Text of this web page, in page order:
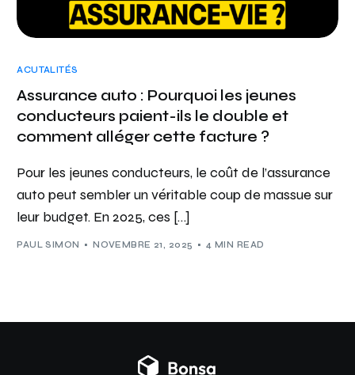
ACUTALITÉS
Assurance auto : Pourquoi les jeunes
conducteurs paient-ils le double et
comment alléger cette facture ?
Pour les jeunes conducteurs, le coût de l’assurance
auto peut sembler un véritable coup de massue sur
leur budget. En 2025, ces […]
PAUL SIMON NOVEMBRE 21, 2025 4 MIN READ